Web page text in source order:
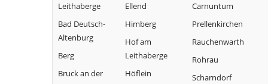
Leithaberge
Bad Deutsch-
Altenburg
Berg
Bruck an der
Ellend
Himberg
Hof am
Leithaberge
Höflein
Carnuntum
Prellenkirchen
Rauchenwarth
Rohrau
Scharndorf